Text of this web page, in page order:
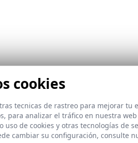
cookies
tecnicas de rastreo para mejorar
para analizar el tráfico en nuestra
uso de cookies y otras tecnologías de
cambiar su configuración, consulte